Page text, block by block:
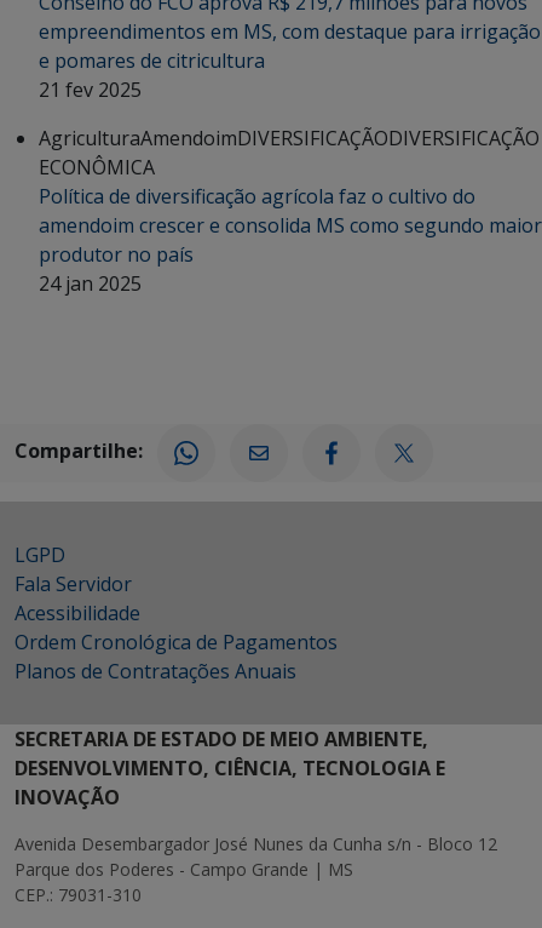
empreendimentos em MS, com destaque para irrigação
e pomares de citricultura
21 fev 2025
AgriculturaAmendoimDIVERSIFICAÇÃODIVERSIFICAÇÃO
ECONÔMICA
Política de diversificação agrícola faz o cultivo do
amendoim crescer e consolida MS como segundo maior
produtor no país
24 jan 2025
Compartilhe:
LGPD
Fala Servidor
Acessibilidade
Ordem Cronológica de Pagamentos
Planos de Contratações Anuais
SECRETARIA DE ESTADO DE MEIO AMBIENTE,
DESENVOLVIMENTO, CIÊNCIA, TECNOLOGIA E
INOVAÇÃO
Avenida Desembargador José Nunes da Cunha s/n - Bloco 12
Parque dos Poderes - Campo Grande | MS
CEP.: 79031-310